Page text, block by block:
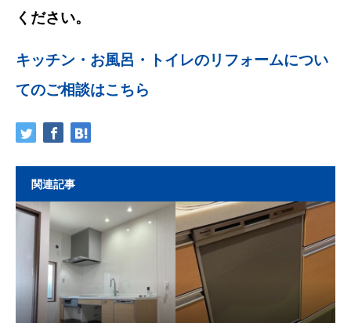
ください。
キッチン・お風呂・トイレのリフォームについ
てのご相談はこちら
関連記事